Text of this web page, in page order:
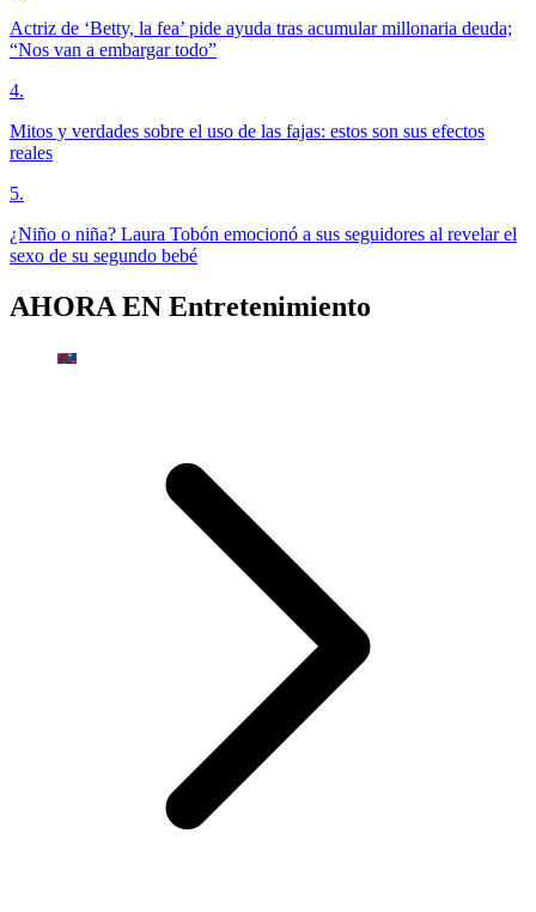
Actriz de ‘Betty, la fea’ pide ayuda tras acumular millonaria deuda;
“Nos van a embargar todo”
4.
Mitos y verdades sobre el uso de las fajas: estos son sus efectos
reales
5.
¿Niño o niña? Laura Tobón emocionó a sus seguidores al revelar el
sexo de su segundo bebé
AHORA EN Entretenimiento